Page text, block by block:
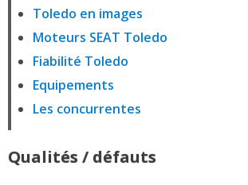
Toledo en images
Moteurs SEAT Toledo
Fiabilité Toledo
Equipements
Les concurrentes
Qualités / défauts